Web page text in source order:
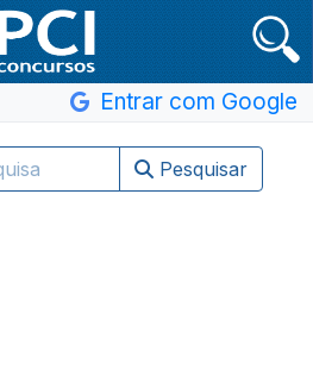
Entrar com Google
Pesquisar